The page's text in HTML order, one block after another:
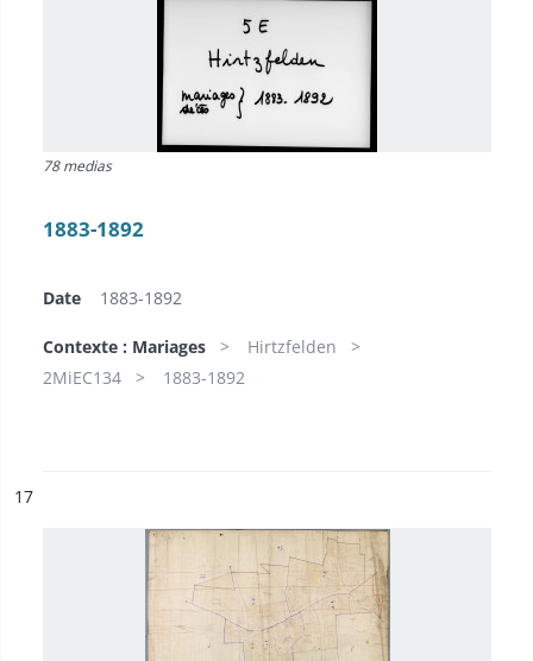
78 medias
1883-1892
Date 1883-1892
Contexte : Mariages
Hirtzfelden
2MiEC134
1883-1892
n°
17